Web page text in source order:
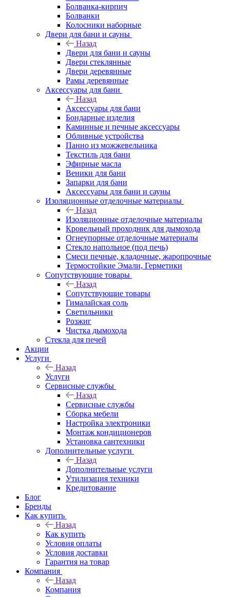
Болванка-кирпич
Болванки
Колосники наборные
Двери для бани и сауны
Назад
Двери для бани и сауны
Двери стеклянные
Двери деревянные
Рамы деревянные
Аксессуары для бани
Назад
Аксессуары для бани
Бондарные изделия
Каминные и печные аксессуары
Обливные устройства
Панно из можжевельника
Текстиль для бани
Эфирные масла
Веники для бани
Запарки для бани
Аксессуары для бани и сауны
Изоляционные отделочные материалы
Назад
Изоляционные отделочные материалы
Кровельный проходник для дымохода
Огнеупорные отделочные материалы
Стекло напольное (под печь)
Смеси печные, кладочные, жаропрочные
Термостойкие Эмали, Герметики
Сопутствующие товары
Назад
Сопутствующие товары
Гималайская соль
Светильники
Розжиг
Чистка дымохода
Стекла для печей
Акции
Услуги
Назад
Услуги
Сервисные службы
Назад
Сервисные службы
Сборка мебели
Настройка электроники
Монтаж кондиционеров
Установка сантехники
Дополнительные услуги
Назад
Дополнительные услуги
Утилизация техники
Кредитование
Блог
Бренды
Как купить
Назад
Как купить
Условия оплаты
Условия доставки
Гарантия на товар
Компания
Назад
Компания